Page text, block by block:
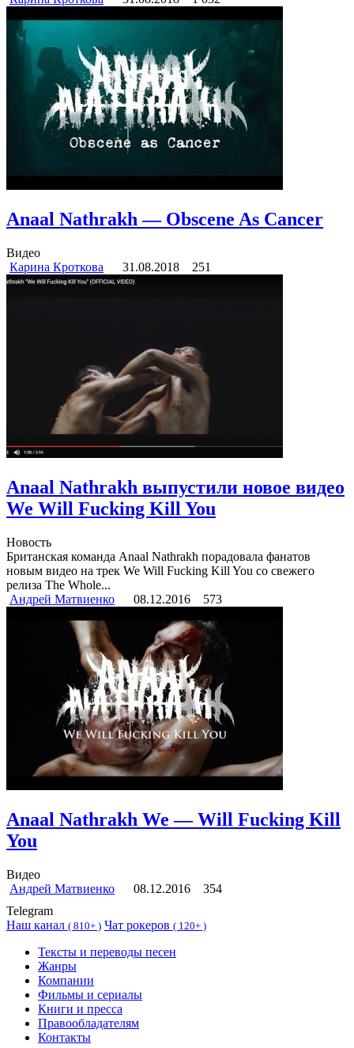
Anaal Nathrakh — Obscene As Cancer
Видео
Карина Кроткова
31.08.2018 251
Anaal Nathrakh выпустили новое видео
We Will Fucking Kill You
Новость
Британская команда Anaal Nathrakh порадовала фанатов
новым видео на трек We Will Fucking Kill You со свежего
релиза The Whole...
Андрей Матвиенко
08.12.2016 573
Anaal Nathrakh We — Will Fucking Kill
You
Видео
Андрей Матвиенко
08.12.2016
354
Telegram
Наш канал ( 810+ ) Чат рокеров ( 120+ )
Тексты и переводы песен
Жанры
Компании
Фильмы и сериалы
Книги и пресса
Правообладателям
Контакты